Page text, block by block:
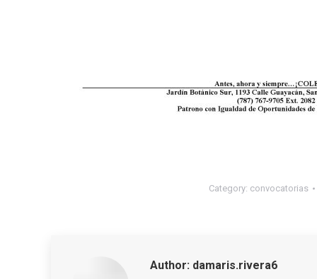
Category: convocatorias
Author: damaris.rivera6